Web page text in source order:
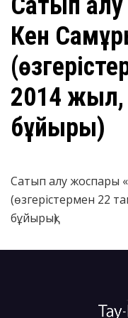
Кен
2014
бұйырық)
Сатып алу жоспары
(өзгерістермен 22
бұйырық)